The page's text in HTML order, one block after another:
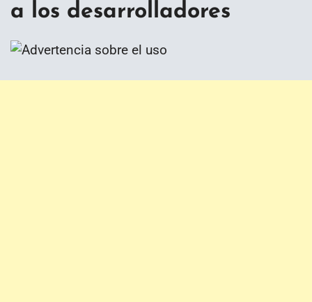
a los desarrolladores